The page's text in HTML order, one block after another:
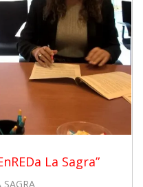
La Sagra”
SAGRA